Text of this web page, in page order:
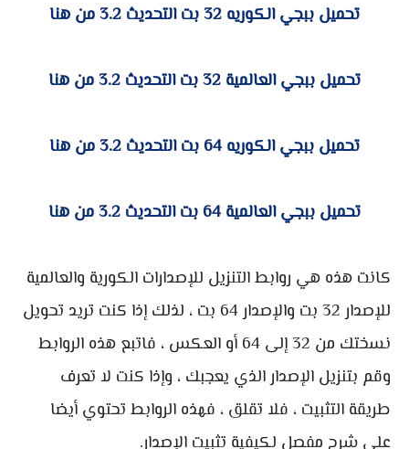
تحميل ببجي الكوريه 32 بت التحديث 3.2 من هنا
تحميل ببجي العالمية 32 بت التحديث 3.2 من هنا
تحميل ببجي الكوريه 64 بت التحديث 3.2 من هنا
تحميل ببجي العالمية 64 بت التحديث 3.2 من هنا
كانت هذه هي روابط التنزيل للإصدارات الكورية والعالمية
للإصدار 32 بت والإصدار 64 بت ، لذلك إذا كنت تريد تحويل
نسختك من 32 إلى 64 أو العكس ، فاتبع هذه الروابط
وقم بتنزيل الإصدار الذي يعجبك ، وإذا كنت لا تعرف
طريقة التثبيت ، فلا تقلق ، فهذه الروابط تحتوي أيضا
على شرح مفصل لكيفية تثبيت الإصدار.